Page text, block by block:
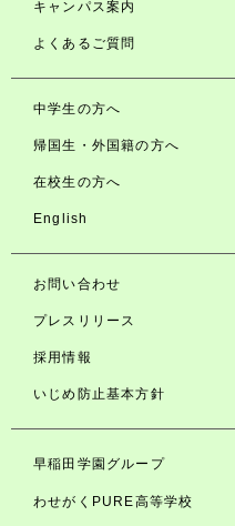
キャンパス案内
よくあるご質問
中学生の方へ
帰国生・外国籍の方へ
在校生の方へ
English
お問い合わせ
プレスリリース
採用情報
いじめ防止基本方針
早稲田学園グループ
わせがくPURE高等学校